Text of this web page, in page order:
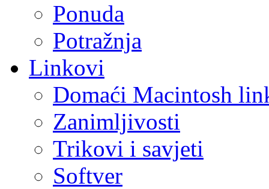
Ponuda
Potražnja
Linkovi
Domaći Macintosh
Zanimljivosti
Trikovi i savjeti
Softver